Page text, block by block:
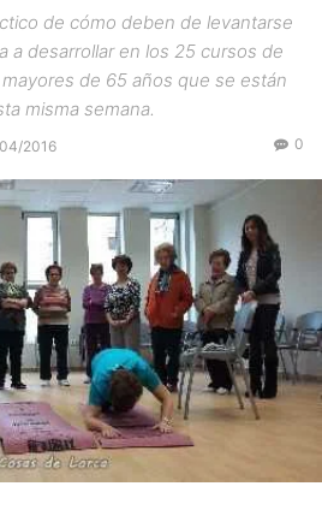
de cómo deben de levantarse
a desarrollar en los 25 cursos de
de 65 años que se están
misma semana.
2016 0